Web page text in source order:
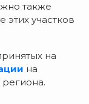
также
этих участков
на
на